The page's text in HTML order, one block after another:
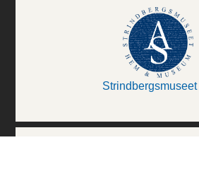
Strindbergsmuseet